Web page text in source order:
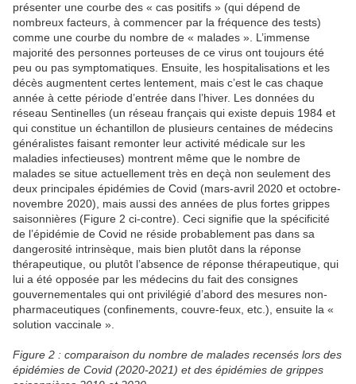
présenter une courbe des « cas positifs » (qui dépend de
nombreux facteurs, à commencer par la fréquence des tests)
comme une courbe du nombre de « malades ». L’immense
majorité des personnes porteuses de ce virus ont toujours été
peu ou pas symptomatiques. Ensuite, les hospitalisations et les
décès augmentent certes lentement, mais c’est le cas chaque
année à cette période d’entrée dans l’hiver. Les données du
réseau Sentinelles (un réseau français qui existe depuis 1984 et
qui constitue un échantillon de plusieurs centaines de médecins
généralistes faisant remonter leur activité médicale sur les
maladies infectieuses) montrent même que le nombre de
malades se situe actuellement très en deçà non seulement des
deux principales épidémies de Covid (mars-avril 2020 et octobre-
novembre 2020), mais aussi des années de plus fortes grippes
saisonnières (Figure 2 ci-contre). Ceci signifie que la spécificité
de l’épidémie de Covid ne réside probablement pas dans sa
dangerosité intrinsèque, mais bien plutôt dans la réponse
thérapeutique, ou plutôt l’absence de réponse thérapeutique, qui
lui a été opposée par les médecins du fait des consignes
gouvernementales qui ont privilégié d’abord des mesures non-
pharmaceutiques (confinements, couvre-feux, etc.), ensuite la «
solution vaccinale ».
Figure 2 : comparaison du nombre de malades recensés lors des
épidémies de Covid (2020-2021) et des épidémies de grippes